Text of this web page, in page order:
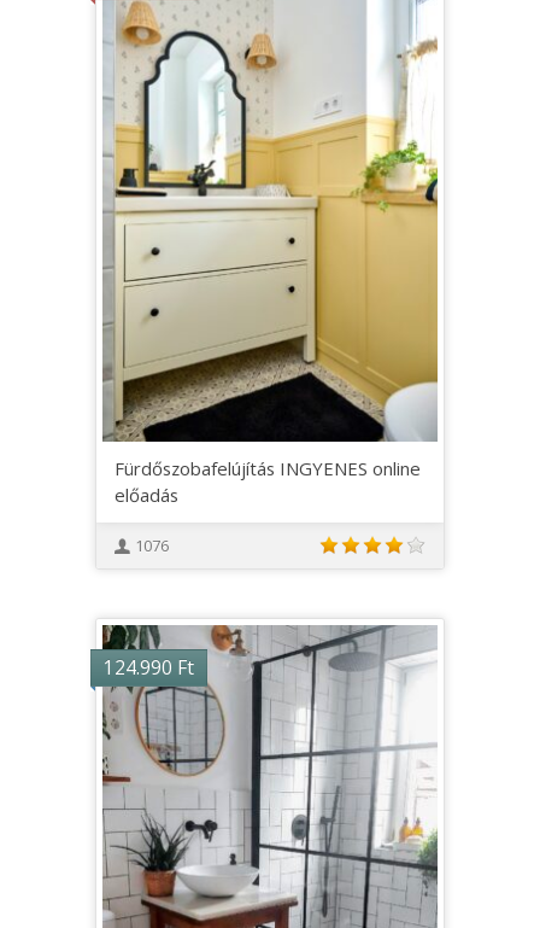
Fürdőszobafelújítás INGYENES online
előadás
1076
124.990 Ft